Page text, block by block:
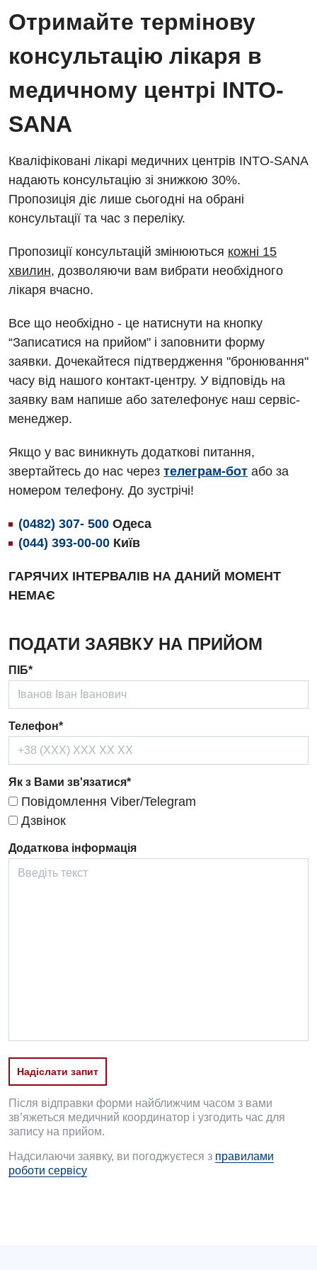
Енциклопедія
Програма лояльності
Діагностичне відділення
Ендоскопічне відділення
Інструментальна діагностика
Мамографія
Нейросонографія
Рентгенографія
УЗД
Для дорослих
Акушерство і гінекологія
Алергологія, імунологія
Андрологія
Безоплатні послуги
Відділення інтенсивної терапії
Відділення кардіосудинної патології та неврології
Відділення невідкладних станів
Гастроентерологія
Гематологія
Дієтологія
Кардіологія
Мамологія
Медична психологія
Неврологія
Пульмонологія
Ревматологія
Судинна хірургія
Терапія
Відділ госпіталізації
Відділення невідкладних станів
Відділення інтенсивної терапії
Гінекологічне відділення
Денний стаціонар
Діагностичне відділення
Ендоскопічне відділення
Офтальмологічне відділення
Педіатричне відділення
Терапевтичне відділення
Травматологічне відділення
Урологічне відділення
Хірургічне відділення
Декларування
Лікування гострого інфаркту
Національний скринінг здоров’я 40+
Російська
Отримайте термінову
консультацію лікаря в
медичному центрі INTO-
SANA
Кваліфіковані лікарі медичних центрів INTO-SANA
надають консультацію зі знижкою 30%.
Пропозиція діє лише сьогодні на обрані
консультації та час з переліку.
Пропозиції консультацій змінюються кожні 15
хвилин, дозволяючи вам вибрати необхідного
лікаря вчасно.
Все що необхідно - це натиснути на кнопку
“Записатися на прийом" і заповнити форму
заявки. Дочекайтеся підтвердження "бронювання"
часу від нашого контакт-центру. У відповідь на
заявку вам напише або зателефонує наш сервіс-
менеджер.
Якщо у вас виникнуть додаткові питання,
звертайтесь до нас через телеграм-бот або за
номером телефону. До зустрічі!
(0482) 307- 500 Одеса
(044) 393-00-00 Київ
ГАРЯЧИХ ІНТЕРВАЛІВ НА ДАНИЙ МОМЕНТ
НЕМАЄ
ПОДАТИ ЗАЯВКУ НА ПРИЙОМ
ПІБ*
Телефон*
Як з Вами зв'язатися*
Повідомлення Viber/Telegram
Дзвінок
Додаткова інформація
Надіслати запит
Після відправки форми найближчим часом з вами
зв’яжеться медичний координатор і узгодить час для
запису на прийом.
Надсилаючи заявку, ви погоджуєтеся з правилами
роботи сервісу